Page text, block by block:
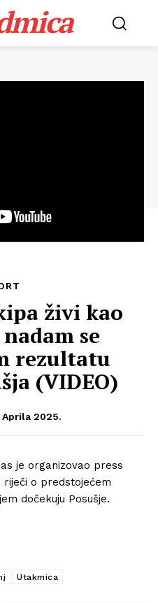
živi kao
se
rezultatu
(VIDEO)
Aprila 2025.
je organizovao press
riječi o predstojećem
dočekuju Posušje.
Utakmica